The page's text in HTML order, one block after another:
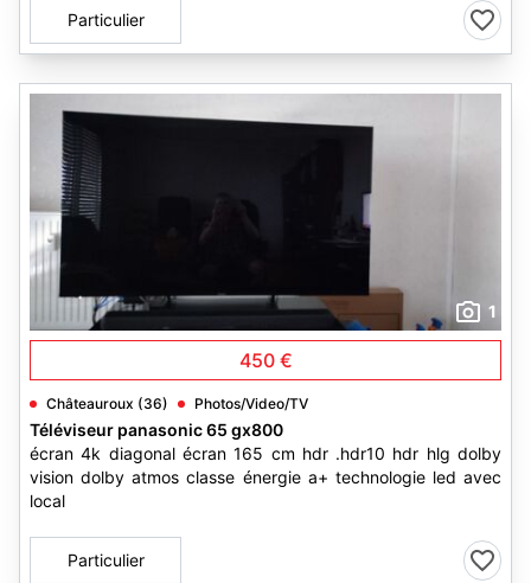
Particulier
1
450 €
Châteauroux (36) Photos/Video/TV
Téléviseur panasonic 65 gx800
écran 4k diagonal écran 165 cm hdr .hdr10 hdr hlg dolby
vision dolby atmos classe énergie a+ technologie led avec
local
Particulier